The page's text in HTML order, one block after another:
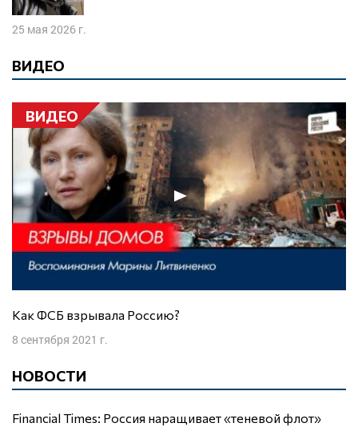
25 мая 2026 г.
ВИДЕО
ВИДЕО
Как ФСБ взрывала Россию?
8 сентября 2021 г.
НОВОСТИ
Financial Times: Россия наращивает «теневой флот»